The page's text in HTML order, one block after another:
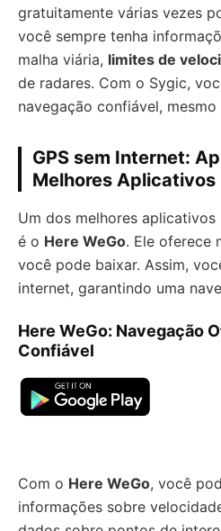
gratuitamente várias vezes
você sempre tenha
malha viária, limites de
de radares. Com o Sygic,
navegação confiável, mesmo
GPS sem Internet:
Melhores
Um dos melhores aplicativos
é o Here WeGo. Ele oferece
você pode baixar. Assim,
internet, garantindo uma
Here WeGo: Navegação
Confiável
Com o Here WeGo, você
informações sobre